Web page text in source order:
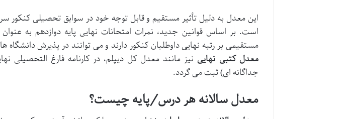
این معدل به دلیل تأثیر مستقیم و قابل توجه خود در سوابق تحصیلی کنکور
است. بر اساس قوانین جدید، نمرات امتحانات نهایی پایه دوازدهم به
مستقیمی بر رتبه نهایی داوطلبان کنکور دارند و می توانند در پذیرش دانشگاه
معدل کتبی نهایی نیز مانند معدل کل دیپلم، در کارنامه فارغ التحصیلی
جداگانه ای) ثبت می گردد.
معدل سالانه هر درس/پایه چیست؟